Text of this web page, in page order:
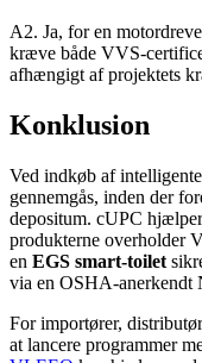
A2. Ja, for en
kræve både VVS-
afhængigt af projektets
Konklusion
Ved indkøb af
gennemgås, inden der
depositum. cUPC
produkterne overholder
en EGS smart-toilet
via en OSHA-anerkendt
For importører,
at lancere programmer